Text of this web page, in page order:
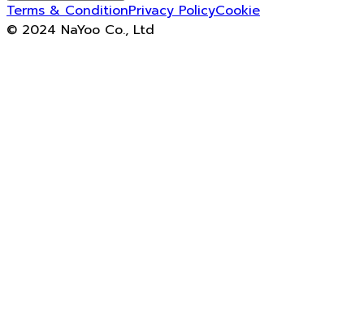
Terms & ConditionPrivacy PolicyCookie
© 2024 NaYoo Co., Ltd